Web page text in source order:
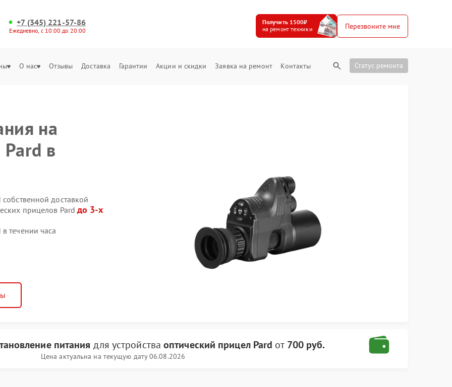
+7 (345) 221-57-86
Ежедневно, с 10:00 до 20:00
Получить 1500₽
на ремонт техники
Перезвоните мне
О нас Отзывы Доставка Гарантии Акции и скидки Заявка на ремонт Контакты Статус ремонта
на
в
доставкой
прицелов Pard до 3-х
течении часа
питания для устройстваоптический прицел Pard от 700 руб.
Цена актуальна на текущую дату 06.08.2026